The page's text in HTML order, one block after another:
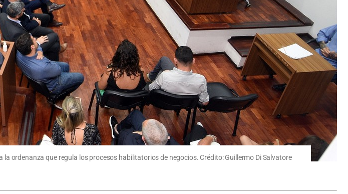
ordenanza que regula los procesos habilitatorios de negocios. Crédito: Guillermo Di Salvatore